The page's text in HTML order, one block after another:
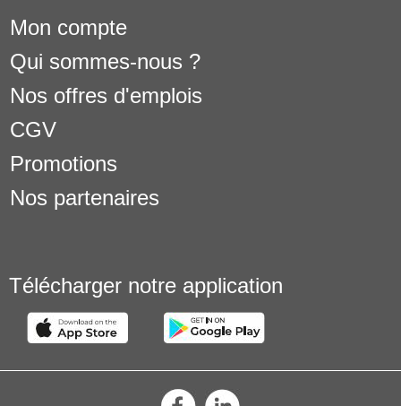
Mon compte
Qui sommes-nous ?
Nos offres d'emplois
CGV
Promotions
Nos partenaires
Télécharger notre application